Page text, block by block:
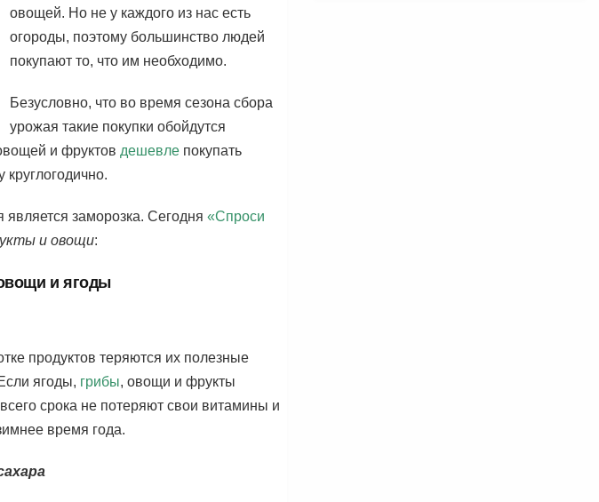
овощей. Но не у каждого из нас есть
огороды, поэтому большинство людей
покупают то, что им необходимо.
Безусловно, что во время сезона сбора
урожая такие покупки обойдутся
и фруктов дешевле покупать
заморозка. Сегодня «Спроси
и овощи:
и ягоды
продуктов теряются их полезные
ягоды, грибы, овощи и фрукты
срока не потеряют свои витамины и
время года.